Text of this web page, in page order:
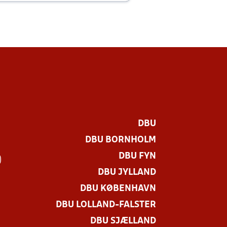
DBU
DBU BORNHOLM
DBU FYN
DBU JYLLAND
DBU KØBENHAVN
DBU LOLLAND-FALSTER
DBU SJÆLLAND